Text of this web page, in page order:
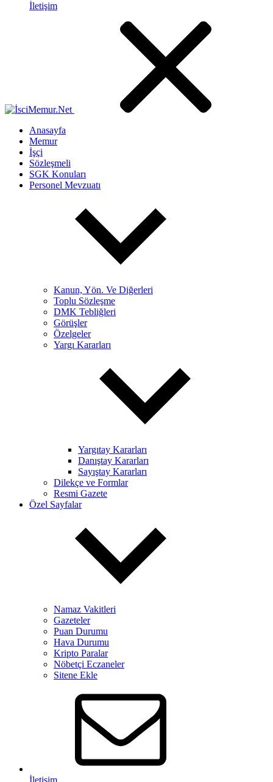
İletişim
Anasayfa
Memur
İşçi
Sözleşmeli
SGK Konuları
Personel Mevzuatı
Kanun, Yön. Ve Diğerleri
Toplu Sözleşme
DMK Tebliğleri
Görüşler
Özelgeler
Yargı Kararları
Yargıtay Kararları
Danıştay Kararları
Sayıştay Kararları
Dilekçe ve Formlar
Resmi Gazete
Özel Sayfalar
Namaz Vakitleri
Gazeteler
Puan Durumu
Hava Durumu
Kripto Paralar
Nöbetçi Eczaneler
Sitene Ekle
İletişim